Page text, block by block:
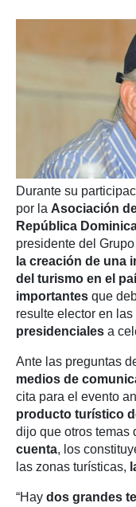
Durante su
por la Asociación
República
presidente del
la creación de una
del turismo en el
importantes que
resulte elector en las
presidenciales a
Ante las preguntas
medios de
cita para el evento
producto turístico
dijo que otros temas
cuenta, los
las zonas turísticas,
“Hay dos grandes